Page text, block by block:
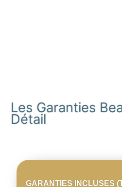
Les Garanties
Détail
GARANTIES INCLUSES